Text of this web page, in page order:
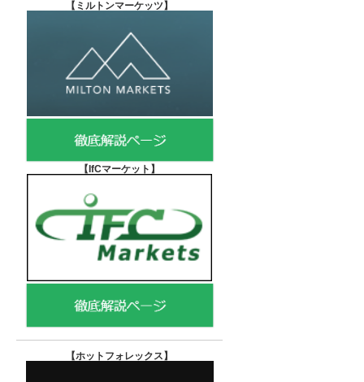
【 ミルトンマーケッツ】
【IfCマーケット 】
【ホットフォレックス】